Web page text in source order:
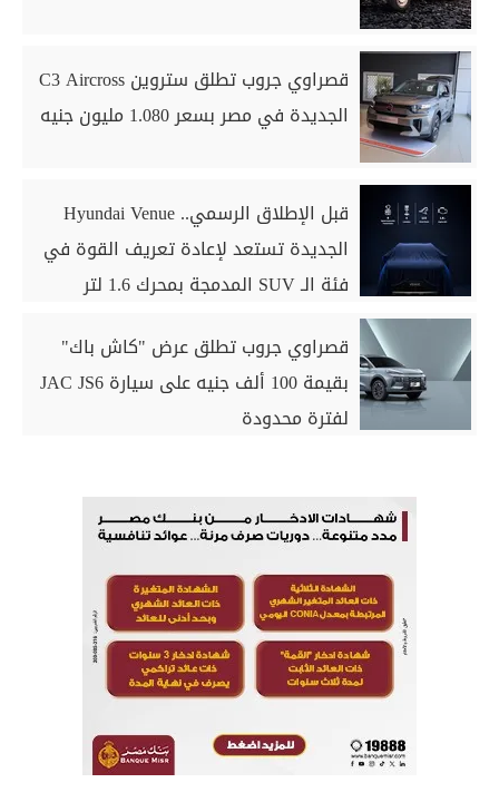
قصراوي جروب تطلق ستروين C3 Aircross
الجديدة في مصر بسعر 1.080 مليون جنيه
قبل الإطلاق الرسمي.. Hyundai Venue
الجديدة تستعد لإعادة تعريف القوة في
فئة الـ SUV المدمجة بمحرك 1.6 لتر
قصراوي جروب تطلق عرض "كاش باك"
بقيمة 100 ألف جنيه على سيارة JAC JS6
لفترة محدودة